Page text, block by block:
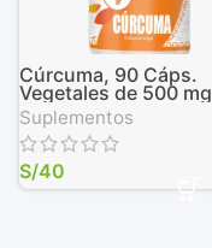
Cúrcuma, 90 Cáps.
Vegetales de 500 mg
Suplementos
S/40